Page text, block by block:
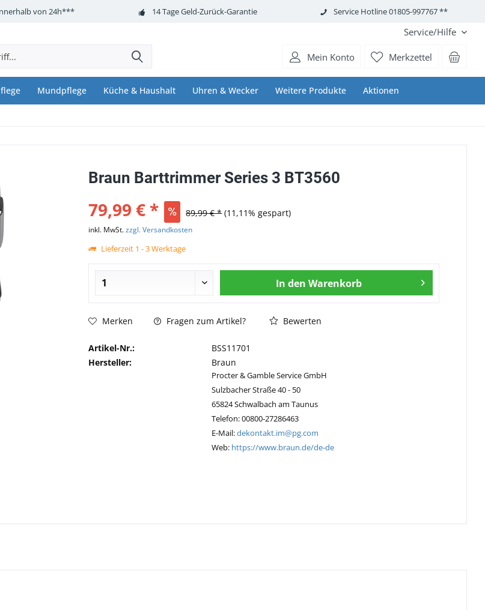
von 24h*** 14 Tage Geld-Zurück-Garantie Service Hotline 01805-997767 **
Service/Hilfe
Merkzettel
Mein Konto
Mundpflege Küche & Haushalt Uhren & Wecker Weitere Produkte Aktionen
Braun Barttrimmer Series 3 BT3560
79,99 € * 89,99 € * (11,11% gespart)
inkl. MwSt.zzgl. Versandkosten
Lieferzeit 1 - 3 Werktage
In den Warenkorb
Merken Fragen zum Artikel? Bewerten
Artikel-Nr.:
BSS11701
Hersteller:
Braun
Procter & Gamble Service GmbH
Sulzbacher Straße 40 - 50
65824 Schwalbach am Taunus
Telefon: 00800-27286463
E-Mail:dekontakt.im@pg.com
Web: https://www.braun.de/de-de